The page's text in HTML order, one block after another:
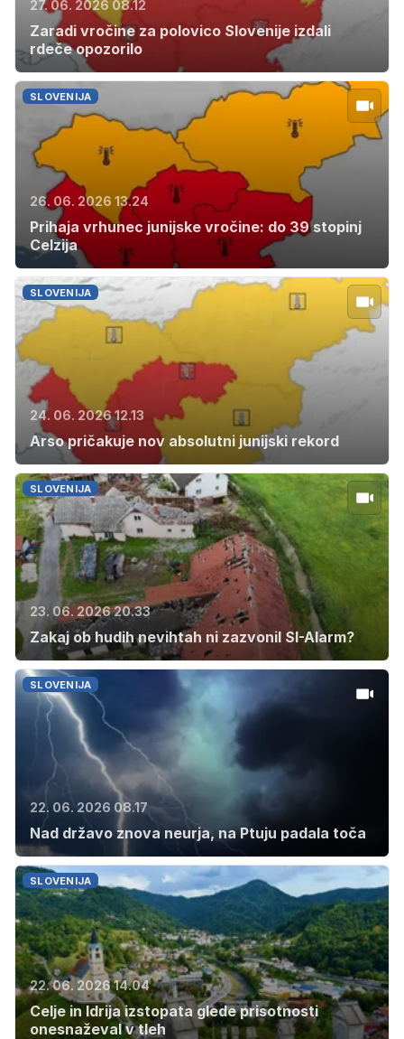
27. 06. 2026 08.12
Zaradi vročine za polovico Slovenije izdali
rdeče opozorilo
SLOVENIJA
26. 06. 2026 13.24
Prihaja vrhunec junijske vročine: do 39 stopinj
Celzija
SLOVENIJA
24. 06. 2026 12.13
Arso pričakuje nov absolutni junijski rekord
SLOVENIJA
23. 06. 2026 20.33
Zakaj ob hudih nevihtah ni zazvonil SI-Alarm?
SLOVENIJA
22. 06. 2026 08.17
Nad državo znova neurja, na Ptuju padala toča
SLOVENIJA
22. 06. 2026 14.04
Celje in Idrija izstopata glede prisotnosti
onesnaževal v tleh